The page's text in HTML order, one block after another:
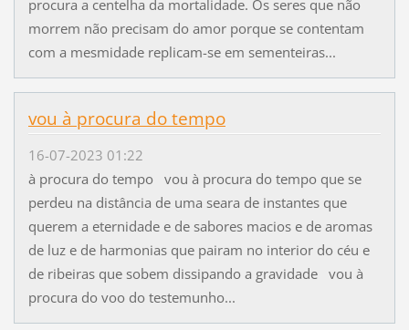
procura a centelha da mortalidade. Os seres que não
morrem não precisam do amor porque se contentam
com a mesmidade replicam-se em sementeiras...
vou à procura do tempo
16-07-2023 01:22
à procura do tempo vou à procura do tempo que se
perdeu na distância de uma seara de instantes que
querem a eternidade e de sabores macios e de aromas
de luz e de harmonias que pairam no interior do céu e
de ribeiras que sobem dissipando a gravidade vou à
procura do voo do testemunho...